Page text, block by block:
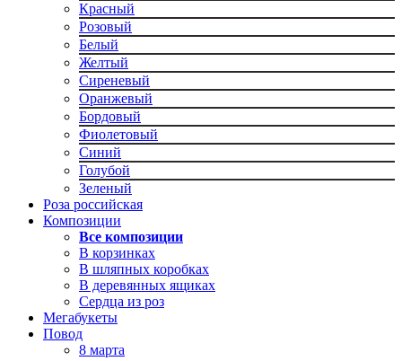
Красный
Розовый
Белый
Желтый
Сиреневый
Оранжевый
Бордовый
Фиолетовый
Синий
Голубой
Зеленый
Роза российская
Композиции
Все композиции
В корзинках
В шляпных коробках
В деревянных ящиках
Сердца из роз
Мегабукеты
Повод
8 марта